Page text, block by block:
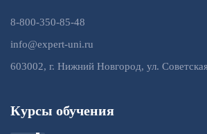
8-800-350-85-48
info@expert-uni.ru
603002, г. Нижний Новгород, ул.
Курсы обучения